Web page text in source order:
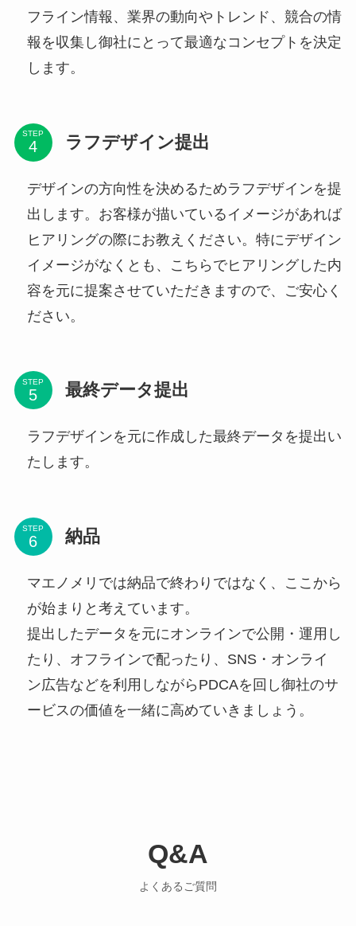
フライン情報、業界の動向やトレンド、競合の情
報を収集し御社にとって最適なコンセプトを決定
します。
STEP ラフデザイン提出
デザインの方向性を決めるためラフデザインを提
出します。お客様が描いているイメージがあれば
ヒアリングの際にお教えください。特にデザイン
イメージがなくとも、こちらでヒアリングした内
容を元に提案させていただきますので、ご安心く
ださい。
STEP 最終データ提出
ラフデザインを元に作成した最終データを提出い
たします。
STEP 納品
マエノメリでは納品で終わりではなく、ここから
が始まりと考えています。
提出したデータを元にオンラインで公開・運用し
たり、オフラインで配ったり、SNS・オンライ
ン広告などを利用しながらPDCAを回し御社のサ
ービスの価値を一緒に高めていきましょう。
Q&A
よくあるご質問